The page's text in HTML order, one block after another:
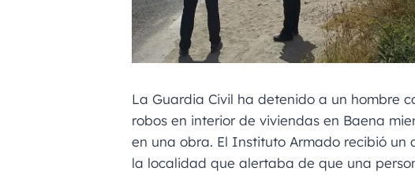
La Guardia Civil ha detenido a un hombre
robos en interior de viviendas en Baena
en una obra. El Instituto Armado recibió un
la localidad que alertaba de que una